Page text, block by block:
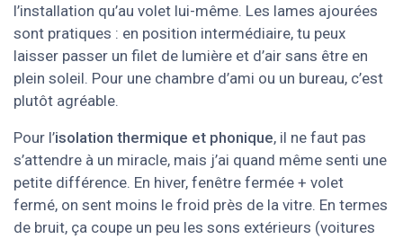
l’installation qu’au volet lui-même. Les lames ajourées
sont pratiques : en position intermédiaire, tu peux
laisser passer un filet de lumière et d’air sans être en
plein soleil. Pour une chambre d’ami ou un bureau, c’est
plutôt agréable.
Pour l’isolation thermique et phonique, il ne faut pas
s’attendre à un miracle, mais j’ai quand même senti une
petite différence. En hiver, fenêtre fermée + volet
fermé, on sent moins le froid près de la vitre. En termes
de bruit, ça coupe un peu les sons extérieurs (voitures